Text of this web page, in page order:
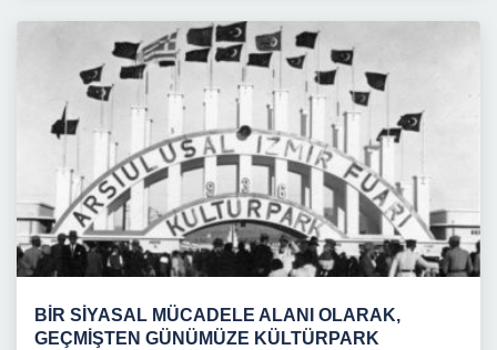
BIR SIYASAL MÜCADELE ALANI OLARAK,
GEÇMIŞTEN GÜNÜMÜZE KÜLTÜRPARK